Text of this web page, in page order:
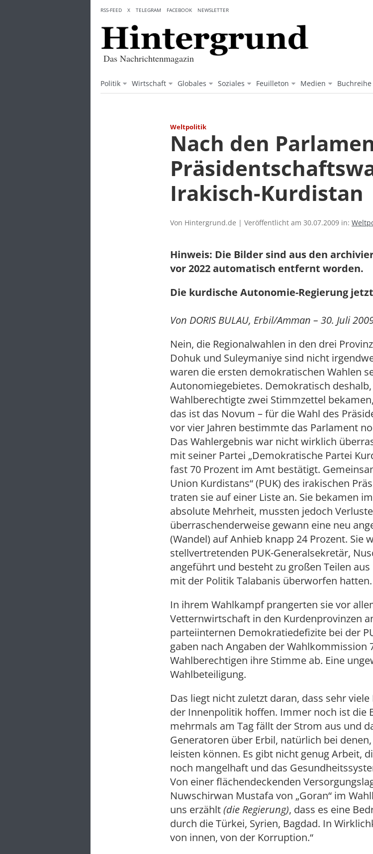
content
Das Nachrichtenmagazin
Politik Wirtschaft Globales Soziales Feuilleton Medien Buchreihe
RSS-FEED X TELEGRAM FACEBOOK NEWSLETTER
Weltpolitik
Nach den
Irakisch-Kurdistan
Von Hintergrund.de | Veröffentlicht am 30.07.2009 in:
Hinweis: Die Bilder sind aus den
vor 2022 automatisch entfernt worden.
Die kurdische Autonomie-Regierung
Von DORIS BULAU, Erbil/Amman – 30. Juli
Nein, die Regionalwahlen in den drei
Dohuk und Suleymaniye sind nicht
waren die ersten demokratischen Wahlen
Autonomiegebietes. Demokratisch
Wahlberechtigte zwei Stimmzettel
das ist das Novum – für die Wahl des
vor vier Jahren bestimmte das Parlament
Das Wahlergebnis war nicht wirklich
mit seiner Partei „Demokratische Partei
fast 70 Prozent im Amt bestätigt.
Union Kurdistans“ (PUK) des irakischen
traten sie auf einer Liste an. Sie bekamen
absolute Mehrheit, mussten jedoch
überraschenderweise gewann eine neu
(Wandel) auf Anhieb knapp 24 Prozent. Sie
stellvertretenden PUK-Generalsekretär,
angeführt und besteht zu großen Teilen
mit der Politik Talabanis überworfen hatten.
In ihrem Wahlkampf prangerten sie vor
Vetternwirtschaft in den Kurdenprovinzen
parteiinternen Demokratiedefizite bei der
gaben nach Angaben der Wahlkommission
Wahlberechtigen ihre Stimme ab. Eine
Wahlbeteiligung.
Das liegt nicht zuletzt daran, dass sehr
der Innenpolitik hoffen. Immer noch ist die
mehrmals am Tag fällt der Strom aus und
Generatoren über Erbil, natürlich bei
leisten können. Es gibt nicht genug Arbeit,
noch mangelhaft und das
Von einer flächendeckenden
Nuwschirwan Mustafa von „Goran“ im
uns erzählt(die Regierung), dass es eine
durch die Türkei, Syrien, Bagdad. In
von innen, von der Korruption.“